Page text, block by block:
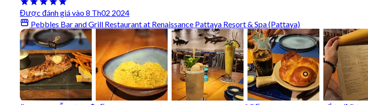
Được đánh giá vào 8 Th02 2024
Pebbles Bar and Grill Restaurant at Renaissance Pattaya Resort & Spa (Pattaya)